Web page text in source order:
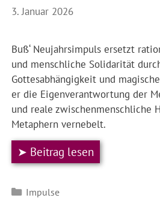
3. Januar 2026
Buß‘ Neujahrsimpuls ersetzt
und menschliche Solidarität
Gottesabhängigkeit und
er die Eigenverantwortung der
und reale zwischenmenschliche
Metaphern vernebelt.
➤ Beitrag lesen
Kategorien
Impulse